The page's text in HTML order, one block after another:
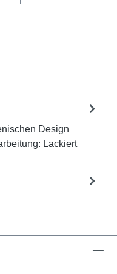
Design
Lackiert